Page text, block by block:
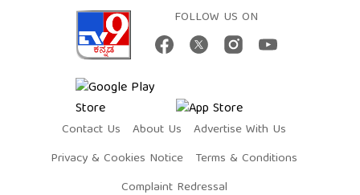
FOLLOW US ON
Contact Us About Us
Advertise With Us
Privacy & Cookies Notice
Terms & Conditions
Complaint Redressal